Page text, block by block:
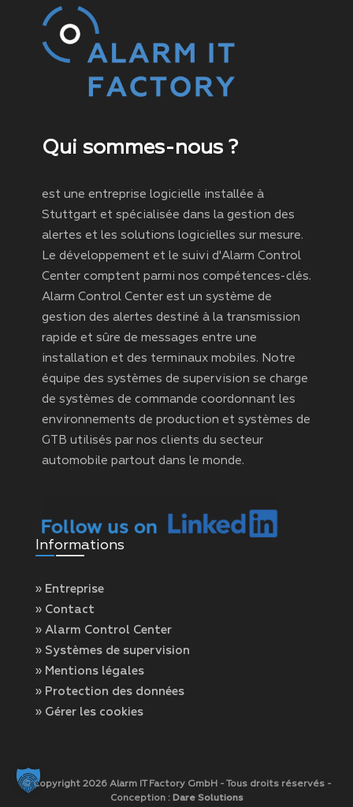
Qui sommes-nous ?
est une entreprise logicielle installée à
Stuttgart et spécialisée dans la gestion des
alertes et les solutions logicielles sur mesure.
Le développement et le suivi d'Alarm Control
Center comptent parmi nos compétences-clés.
Alarm Control Center est un système de
gestion des alertes destiné à la transmission
rapide et sûre de messages entre une
installation et des terminaux mobiles. Notre
équipe des systèmes de supervision se charge
de systèmes de commande coordonnant les
environnements de production et systèmes de
GTB utilisés par nos clients du secteur
automobile partout dans le monde.
Informations
» Entreprise
» Contact
» Alarm Control Center
» Systèmes de supervision
» Mentions légales
» Protection des données
» Gérer les cookies
© Copyright 2026 Alarm IT Factory GmbH - Tous droits réservés -
Conception : Dare Solutions